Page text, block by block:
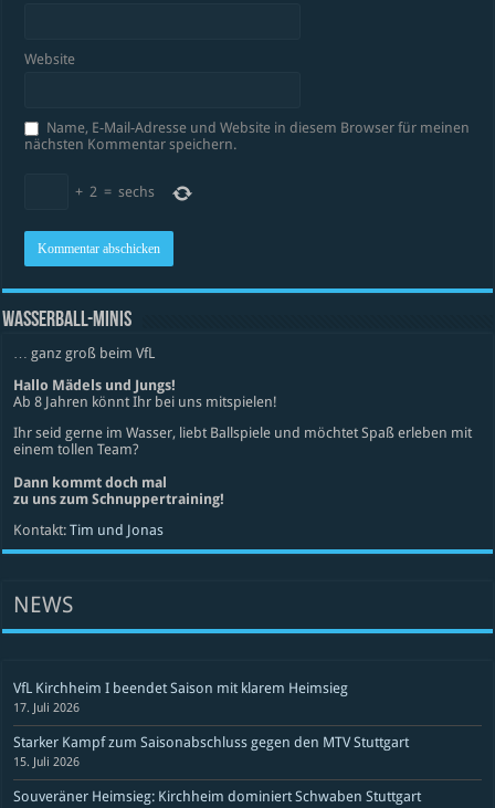
Website
Name, E-Mail-Adresse und Website in diesem Browser für meinen
nächsten Kommentar speichern.
+ 2 = sechs
WASSERBALL-MINIS
… ganz groß beim VfL
Hallo Mädels und Jungs!
Ab 8 Jahren könnt Ihr bei uns mitspielen!
Ihr seid gerne im Wasser, liebt Ballspiele und möchtet Spaß erleben mit
einem tollen Team?
Dann kommt doch mal
zu uns zum Schnuppertraining!
Kontakt:Tim und Jonas
NEWS
VfL Kirchheim I beendet Saison mit klarem Heimsieg
17. Juli 2026
Starker Kampf zum Saisonabschluss gegen den MTV Stuttgart
15. Juli 2026
Souveräner Heimsieg: Kirchheim dominiert Schwaben Stuttgart